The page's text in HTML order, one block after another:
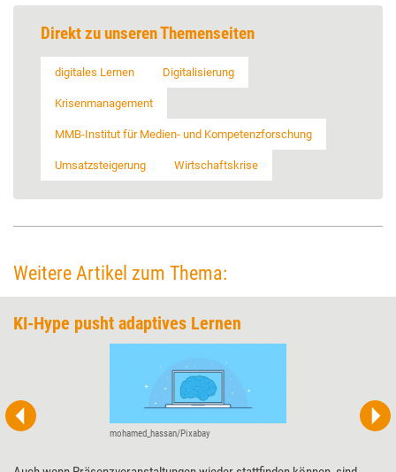
Direkt zu unseren Themenseiten
digitales Lernen Digitalisierung
Krisenmanagement
MMB-Institut für Medien- und Kompetenzforschung
Umsatzsteigerung Wirtschaftskrise
Weitere Artikel zum Thema:
KI-Hype pusht adaptives Lernen
mohamed_hassan/Pixabay